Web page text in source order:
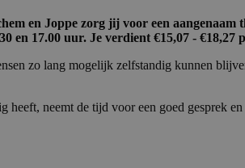
en Joppe zorg jij voor een
en 17.00 uur. Je verdient €15,07 - €18,27
zo lang mogelijk zelfstandig kunnen
heeft, neemt de tijd voor een goed gesprek